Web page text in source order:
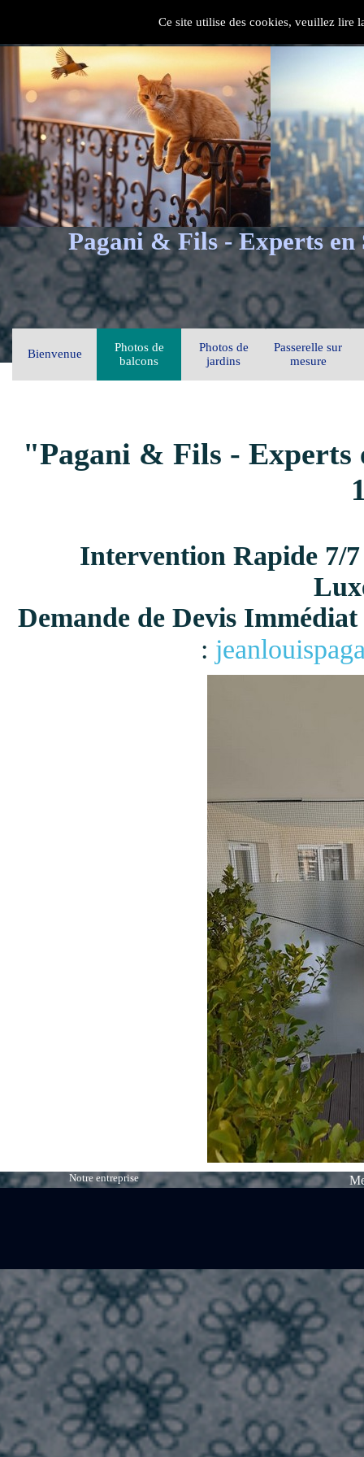
Ce site utilise des cookies, veuillez lire
Pagani & Fils - Experts en
Bienvenue
Photos de
balcons
Photos de
jardins
Passerelle sur
mesure
"Pagani & Fils - Experts
Intervention Rapide 7/
Demande de Devis
:
Notre entreprise